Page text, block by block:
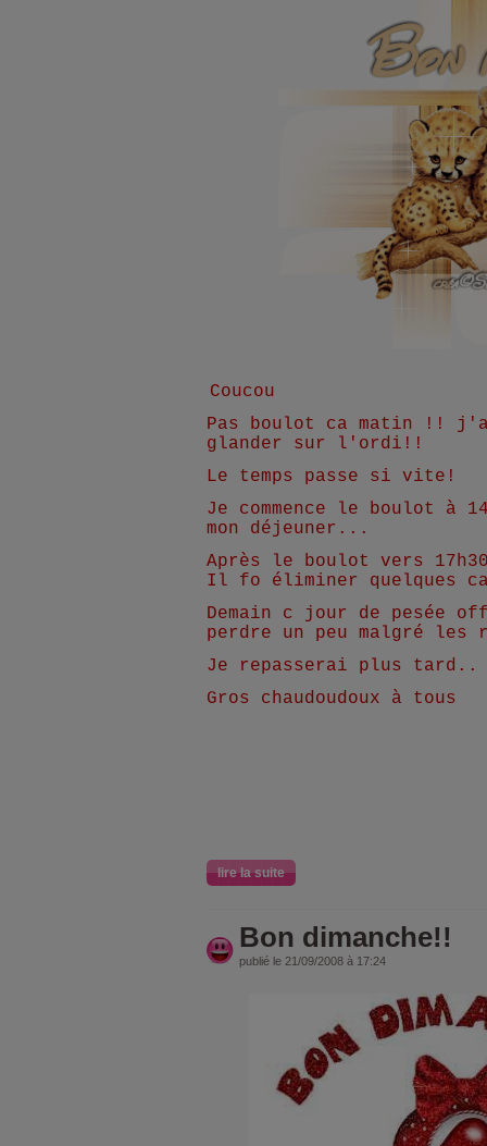
Coucou
Pas boulot ca matin !! j'ai
glander sur l'ordi!!
Le temps passe si vite!
Je commence le boulot à
mon déjeuner...
Après le boulot vers
Il fo éliminer quelques
Demain c jour de pesée
perdre un peu malgré les
Je repasserai plus tard..
Gros chaudoudoux à tous
lire la suite
Bon dimanche!!
publié le 21/09/2008 à 17:24